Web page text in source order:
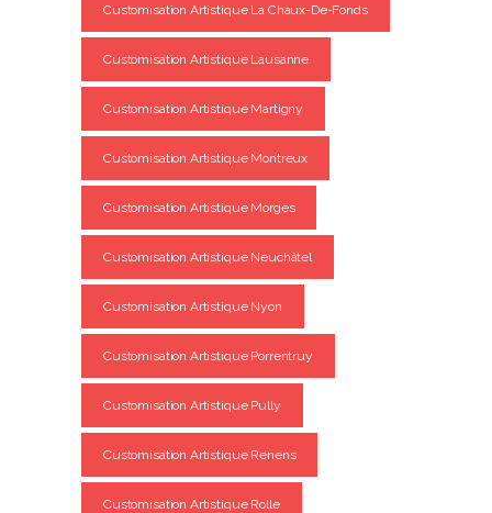
Customisation Artistique La Chaux-De-Fonds
Customisation Artistique Lausanne
Customisation Artistique Martigny
Customisation Artistique Montreux
Customisation Artistique Morges
Customisation Artistique Neuchâtel
Customisation Artistique Nyon
Customisation Artistique Porrentruy
Customisation Artistique Pully
Customisation Artistique Renens
Customisation Artistique Rolle